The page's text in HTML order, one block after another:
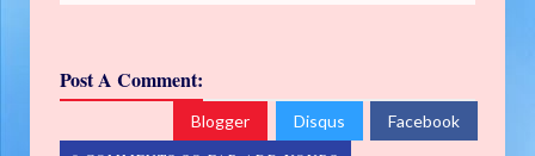
Post A Comment:
Blogger Disqus Facebook